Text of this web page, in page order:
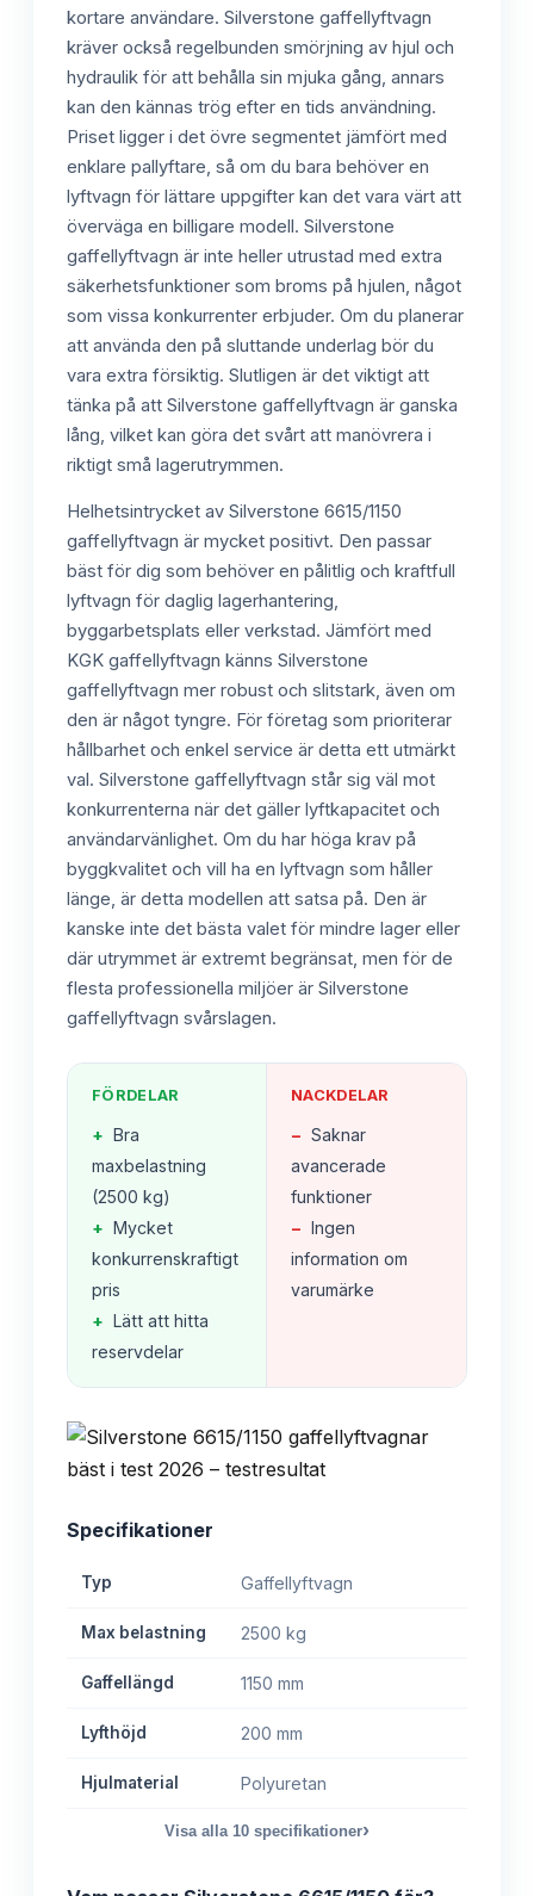
kortare användare. Silverstone gaffellyftvagn
kräver också regelbunden smörjning av hjul och
hydraulik för att behålla sin mjuka gång, annars
kan den kännas trög efter en tids användning.
Priset ligger i det övre segmentet jämfört med
enklare pallyftare, så om du bara behöver en
lyftvagn för lättare uppgifter kan det vara värt att
överväga en billigare modell. Silverstone
gaffellyftvagn är inte heller utrustad med extra
säkerhetsfunktioner som broms på hjulen, något
som vissa konkurrenter erbjuder. Om du planerar
att använda den på sluttande underlag bör du
vara extra försiktig. Slutligen är det viktigt att
tänka på att Silverstone gaffellyftvagn är ganska
lång, vilket kan göra det svårt att manövrera i
riktigt små lagerutrymmen.
Helhetsintrycket av Silverstone 6615/1150
gaffellyftvagn är mycket positivt. Den passar
bäst för dig som behöver en pålitlig och kraftfull
lyftvagn för daglig lagerhantering,
byggarbetsplats eller verkstad. Jämfört med
KGK gaffellyftvagn känns Silverstone
gaffellyftvagn mer robust och slitstark, även om
den är något tyngre. För företag som prioriterar
hållbarhet och enkel service är detta ett utmärkt
val. Silverstone gaffellyftvagn står sig väl mot
konkurrenterna när det gäller lyftkapacitet och
användarvänlighet. Om du har höga krav på
byggkvalitet och vill ha en lyftvagn som håller
länge, är detta modellen att satsa på. Den är
kanske inte det bästa valet för mindre lager eller
där utrymmet är extremt begränsat, men för de
flesta professionella miljöer är Silverstone
gaffellyftvagn svårslagen.
FÖRDELAR
+ Bra
maxbelastning
(2500 kg)
+ Mycket
konkurrenskraftigt
pris
+ Lätt att hitta
reservdelar
NACKDELAR
− Saknar
avancerade
funktioner
− Ingen
information om
varumärke
Specifikationer
Typ Gaffellyftvagn
Max belastning 2500 kg
Gaffellängd 1150 mm
Lyfthöjd 200 mm
Hjulmaterial Polyuretan
Visa alla 10 specifikationer›